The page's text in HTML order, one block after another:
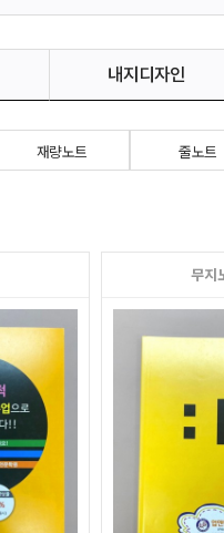
내지디자인
재량노트 줄노트
무지